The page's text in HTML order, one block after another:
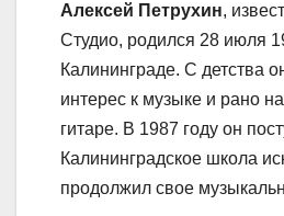
Алексей Петрухин,
Студио, родился 28 июля
Калининграде. С детства
интерес к музыке и рано
гитаре. В 1987 году он
Калининградское школа
продолжил свое